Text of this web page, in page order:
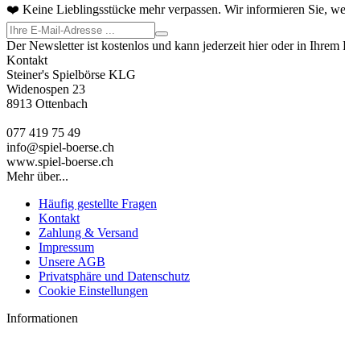
❤️ Keine Lieblingsstücke mehr verpassen. Wir informieren Sie,
Der Newsletter ist kostenlos und kann jederzeit hier oder in
Kontakt
Steiner's Spielbörse KLG
Widenospen 23
8913 Ottenbach
077 419 75 49
info@spiel-boerse.ch
www.spiel-boerse.ch
Mehr über...
Häufig gestellte Fragen
Kontakt
Zahlung & Versand
Impressum
Unsere AGB
Privatsphäre und Datenschutz
Cookie Einstellungen
Informationen